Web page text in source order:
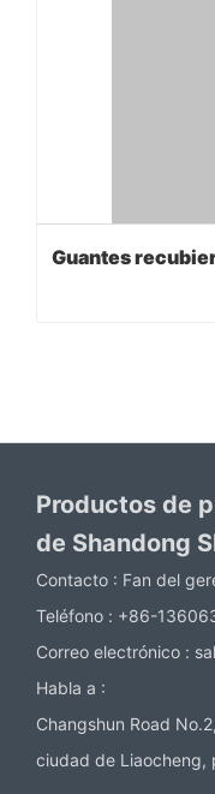
Guantes
Productos de
de Shandong
Contacto : Fan del
Teléfono : +86-
Correo electrónico :
Habla a :
Changshun Road
ciudad de Liaocheng,